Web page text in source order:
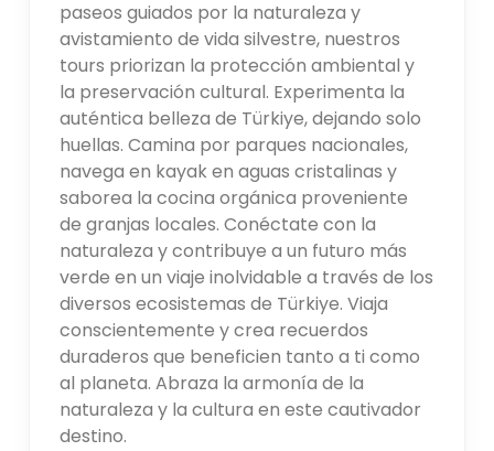
paseos guiados por la naturaleza y
avistamiento de vida silvestre, nuestros
tours priorizan la protección ambiental y
la preservación cultural. Experimenta la
auténtica belleza de Türkiye, dejando solo
huellas. Camina por parques nacionales,
navega en kayak en aguas cristalinas y
saborea la cocina orgánica proveniente
de granjas locales. Conéctate con la
naturaleza y contribuye a un futuro más
verde en un viaje inolvidable a través de los
diversos ecosistemas de Türkiye. Viaja
conscientemente y crea recuerdos
duraderos que beneficien tanto a ti como
al planeta. Abraza la armonía de la
naturaleza y la cultura en este cautivador
destino.